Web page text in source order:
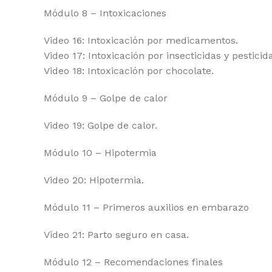
Módulo 8 – Intoxicaciones
Video 16: Intoxicación por medicamentos.
Video 17: Intoxicación por insecticidas y
Video 18: Intoxicación por chocolate.
Módulo 9 – Golpe de calor
Video 19: Golpe de calor.
Módulo 10 – Hipotermia
Video 20: Hipotermia.
Módulo 11 – Primeros auxilios en embarazo
Video 21: Parto seguro en casa.
Módulo 12 – Recomendaciones finales